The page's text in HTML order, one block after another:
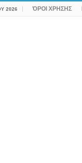
2026 ΌΡΟΙ ΧΡΗΣΗΣ